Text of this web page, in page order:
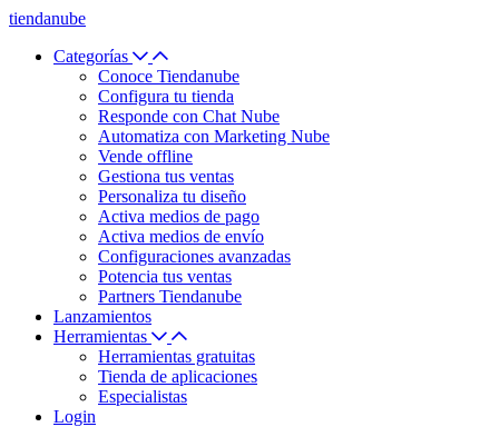
tiendanube
Categorías
Conoce Tiendanube
Configura tu tienda
Responde con Chat Nube
Automatiza con Marketing Nube
Vende offline
Gestiona tus ventas
Personaliza tu diseño
Activa medios de pago
Activa medios de envío
Configuraciones avanzadas
Potencia tus ventas
Partners Tiendanube
Lanzamientos
Herramientas
Herramientas gratuitas
Tienda de aplicaciones
Especialistas
Login